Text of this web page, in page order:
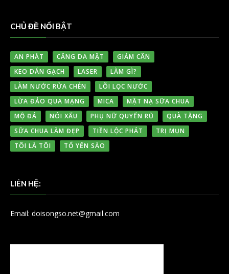
CHỦ ĐỀ NỔI BẬT
AN PHÁT CĂNG DA MẶT
GIẢM CÂN
KEO DÁN GẠCH
LASER
LÀM GÌ?
LÀM NƯỚC RỬA CHÉN
LÕI LỌC NƯỚC
LỪA ĐẢO QUA MẠNG
MICA
MẶT NẠ SỮA CHUA
MỘ ĐÁ
NÓI XẤU PHỤ NỮ QUYẾN RŨ
QUÀ TẶNG
SỮA CHUA LÀM ĐẸP
TIỀN LỘC PHÁT
TRỊ MỤN
TÔI LÀ TÔI
TỔ YẾN SÀO
LIÊN HỆ:
Email: doisongso.net@gmail.com